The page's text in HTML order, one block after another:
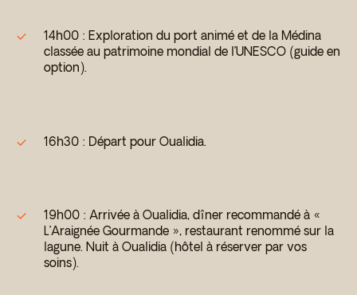
14h00 : Exploration du port animé et de la Médina
classée au patrimoine mondial de l’UNESCO (guide en
option).
16h30 : Départ pour Oualidia.
19h00 : Arrivée à Oualidia, dîner recommandé à «
L’Araignée Gourmande », restaurant renommé sur la
lagune. Nuit à Oualidia (hôtel à réserver par vos
soins).